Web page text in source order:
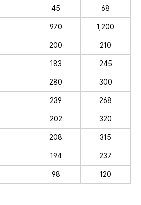
45 68
970 1,200
200 210
183 245
280 300
239 268
202 320
208 315
194 237
98 120